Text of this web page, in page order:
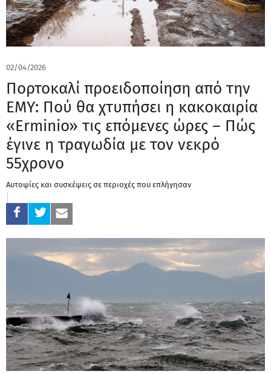
02/04/2026
Πορτοκαλί προειδοποίηση από την
ΕΜΥ: Πού θα χτυπήσει η κακοκαιρία
«Erminio» τις επόμενες ώρες – Πώς
έγινε η τραγωδία με τον νεκρό
55χρονο
Αυτοψίες και συσκέψεις σε περιοχές που επλήγησαν